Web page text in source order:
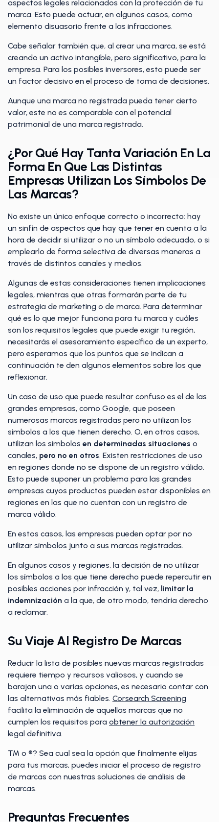
aspectos legales relacionados con la protección de tu
marca. Esto puede actuar, en algunos casos, como
elemento disuasorio frente a las infracciones.
Cabe señalar también que, al crear una marca, se está
creando un activo intangible, pero significativo, para la
empresa. Para los posibles inversores, esto puede ser
un factor decisivo en el proceso de toma de decisiones.
Aunque una marca no registrada pueda tener cierto
valor, este no es comparable con el potencial
patrimonial de una marca registrada.
¿Por Qué Hay Tanta Variación En La
Forma En Que Las Distintas
Empresas Utilizan Los Símbolos De
Las Marcas?
No existe un único enfoque correcto o incorrecto: hay
un sinfín de aspectos que hay que tener en cuenta a la
hora de decidir si utilizar o no un símbolo adecuado, o si
emplearlo de forma selectiva de diversas maneras a
través de distintos canales y medios.
Algunas de estas consideraciones tienen implicaciones
legales, mientras que otras formarán parte de tu
estrategia de marketing o de marca. Para determinar
qué es lo que mejor funciona para tu marca y cuáles
son los requisitos legales que puede exigir tu región,
necesitarás el asesoramiento específico de un experto,
pero esperamos que los puntos que se indican a
continuación te den algunos elementos sobre los que
reflexionar.
Un caso de uso que puede resultar confuso es el de las
grandes empresas, como Google, que poseen
numerosas marcas registradas pero no utilizan los
símbolos a los que tienen derecho. O, en otros casos,
utilizan los símbolos en determinadas situaciones o
canales, pero no en otros. Existen restricciones de uso
en regiones donde no se dispone de un registro válido.
Esto puede suponer un problema para las grandes
empresas cuyos productos pueden estar disponibles en
regiones en las que no cuentan con un registro de
marca válido.
En estos casos, las empresas pueden optar por no
utilizar símbolos junto a sus marcas registradas.
En algunos casos y regiones, la decisión de no utilizar
los símbolos a los que tiene derecho puede repercutir en
posibles acciones por infracción y, tal vez, limitar la
indemnización a la que, de otro modo, tendría derecho
a reclamar.
Su Viaje Al Registro De Marcas
Reducir la lista de posibles nuevas marcas registradas
requiere tiempo y recursos valiosos, y cuando se
barajan una o varias opciones, es necesario contar con
las alternativas más fiables. Corsearch Screening
facilita la eliminación de aquellas marcas que no
cumplen los requisitos para obtener la autorización
legal definitiva.
™ o ®️? Sea cual sea la opción que finalmente elijas
para tus marcas, puedes iniciar el proceso de registro
de marcas con nuestras soluciones de análisis de
marcas.
Preguntas Frecuentes